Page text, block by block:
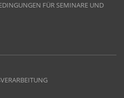
FÜR SEMINARE UND